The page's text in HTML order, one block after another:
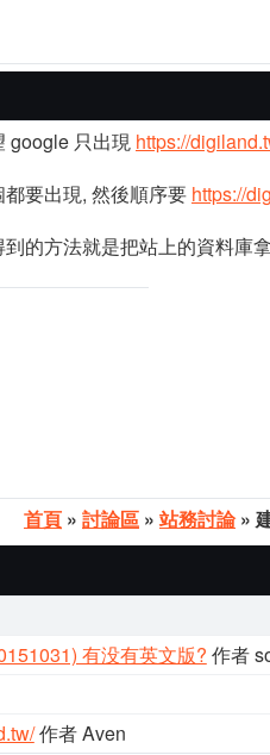
google 只出現 https://
要出現, 然後順序要 https://
的方法就是把站上的資料庫
首頁 » 討論區 » 站務討論»
有没有英文版? 作者
作者 Aven